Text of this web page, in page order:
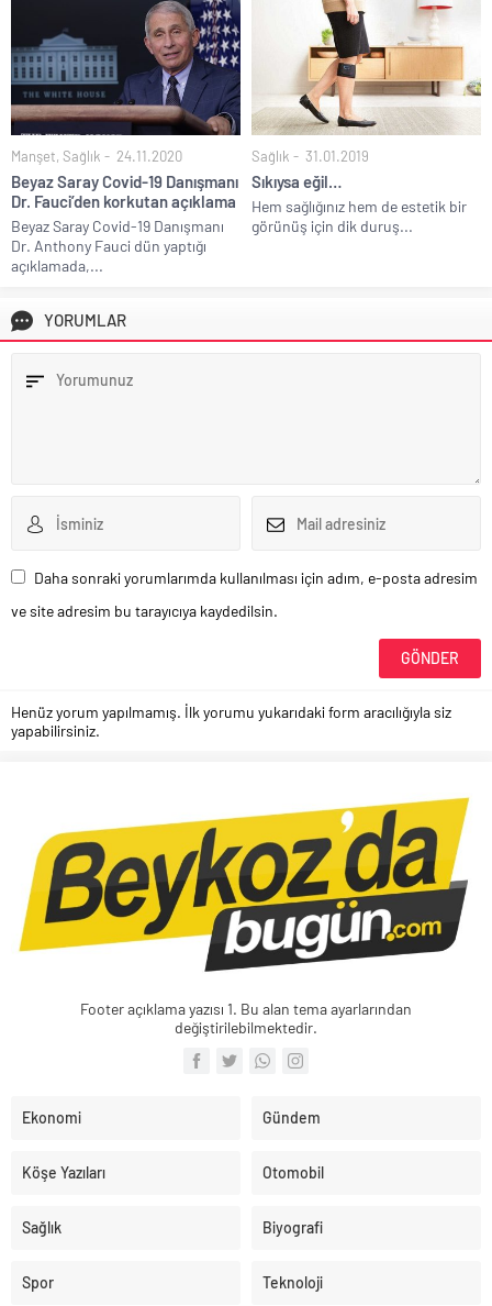
Manşet, Sağlık 24.11.2020
Beyaz Saray Covid-19 Danışmanı
Dr. Fauci’den korkutan açıklama
Beyaz Saray Covid-19 Danışmanı
Dr. Anthony Fauci dün yaptığı
açıklamada,...
Sağlık 31.01.2019
Sıkıysa eğil…
Hem sağlığınız hem de estetik bir
görünüş için dik duruş...
YORUMLAR
Daha sonraki yorumlarımda kullanılması için adım, e-posta adresim
ve site adresim bu tarayıcıya kaydedilsin.
Henüz yorum yapılmamış. İlk yorumu yukarıdaki form aracılığıyla siz
yapabilirsiniz.
Footer açıklama yazısı 1. Bu alan tema ayarlarından
değiştirilebilmektedir.
Ekonomi Gündem
Köşe Yazıları Otomobil
Sağlık Biyografi
Spor Teknoloji